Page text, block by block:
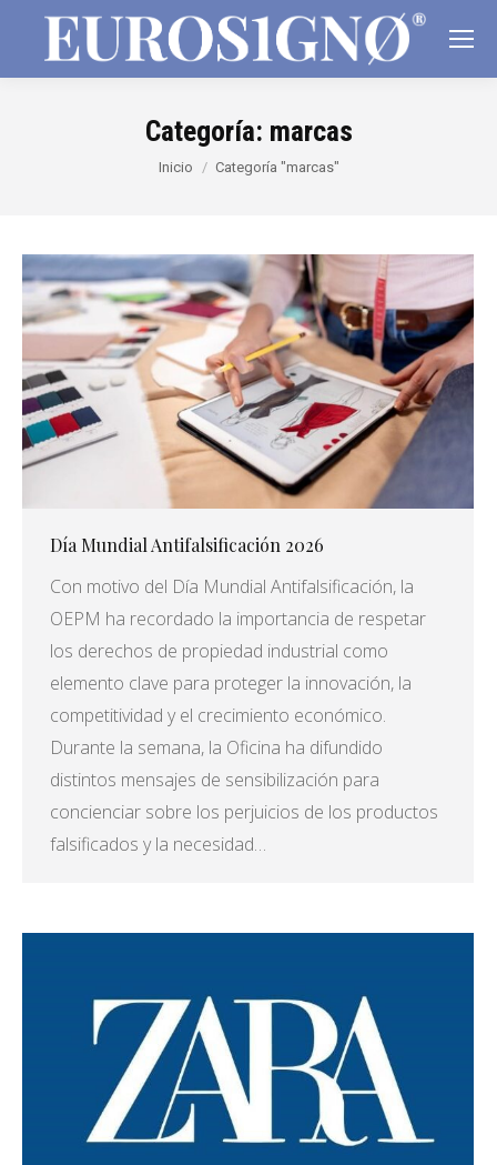
Categoría: marcas
Estás aquí:
Inicio Categoría "marcas"
Día Mundial Antifalsificación 2026
Con motivo del Día Mundial Antifalsificación, la
OEPM ha recordado la importancia de respetar
los derechos de propiedad industrial como
elemento clave para proteger la innovación, la
competitividad y el crecimiento económico.
Durante la semana, la Oficina ha difundido
distintos mensajes de sensibilización para
concienciar sobre los perjuicios de los productos
falsificados y la necesidad…